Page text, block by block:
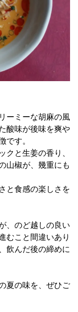
ーミーな胡麻の風
酸味が後味を爽や
です。
クと生姜の香り、
山椒が、幾重にも
と食感の楽しさを
、のど越しの良い
むこと間違いあり
飲んだ後の締めに
夏の味を、ぜひご